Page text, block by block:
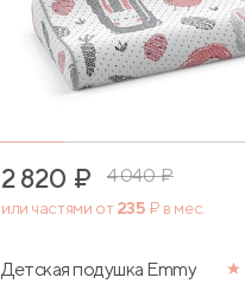
1
2 820 ₽ 4 040₽
или частями от235 ₽ в мес.
Детская подушка Emmy